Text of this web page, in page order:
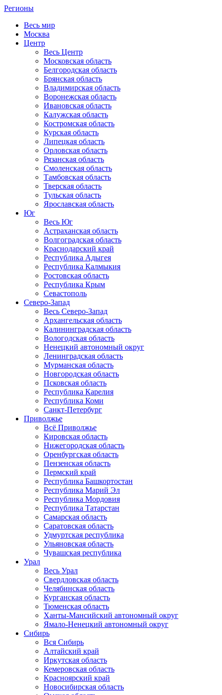
Регионы
Весь мир
Москва
Центр
Весь Центр
Московская область
Белгородская область
Брянская область
Владимирская область
Воронежская область
Ивановская область
Калужская область
Костромская область
Курская область
Липецкая область
Орловская область
Рязанская область
Смоленская область
Тамбовская область
Тверская область
Тульская область
Ярославская область
Юг
Весь Юг
Астраханская область
Волгоградская область
Краснодарский край
Республика Адыгея
Республика Калмыкия
Ростовская область
Республика Крым
Севастополь
Северо-Запад
Весь Северо-Запад
Архангельская область
Калининградская область
Вологодская область
Ненецкий автономный округ
Ленинградская область
Мурманская область
Новгородская область
Псковская область
Республика Карелия
Республика Коми
Санкт-Петербург
Приволжье
Всё Приволжье
Кировская область
Нижегородская область
Оренбургская область
Пензенская область
Пермский край
Республика Башкортостан
Республика Марий Эл
Республика Мордовия
Республика Татарстан
Самарская область
Саратовская область
Удмуртская республика
Ульяновская область
Чувашская республика
Урал
Весь Урал
Свердловская область
Челябинская область
Курганская область
Тюменская область
Ханты-Мансийский автономный округ
Ямало-Ненецкий автономный округ
Сибирь
Вся Сибирь
Алтайский край
Иркутская область
Кемеровская область
Красноярский край
Новосибирская область